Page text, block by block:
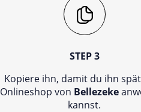
STEP 3
Kopiere ihn, damit du ihn
Onlineshop von Bellezeke
kannst.